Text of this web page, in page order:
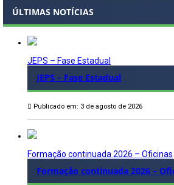
ÚLTIMAS NOTÍCIAS
JEPS – Fase Estadual
JEPS – Fase Estadual
Publicado em: 3 de agosto de 2026
Formação continuada 2026 – Oficinas
Formação continuada 2026 –